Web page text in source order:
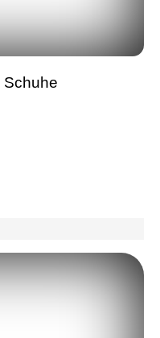
Schuhe